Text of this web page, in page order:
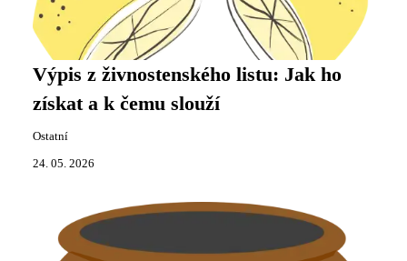
Výpis z živnostenského listu: Jak ho
získat a k čemu slouží
Ostatní
24. 05. 2026